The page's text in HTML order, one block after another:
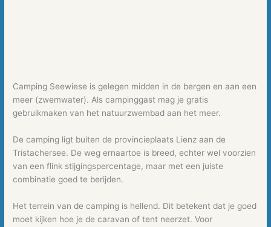
Camping Seewiese is gelegen midden in de bergen en aan een
meer (zwemwater). Als campinggast mag je gratis
gebruikmaken van het natuurzwembad aan het meer.
De camping ligt buiten de provincieplaats Lienz aan de
Tristachersee. De weg ernaartoe is breed, echter wel voorzien
van een flink stijgingspercentage, maar met een juiste
combinatie goed te berijden.
Het terrein van de camping is hellend. Dit betekent dat je goed
moet kijken hoe je de caravan of tent neerzet. Voor